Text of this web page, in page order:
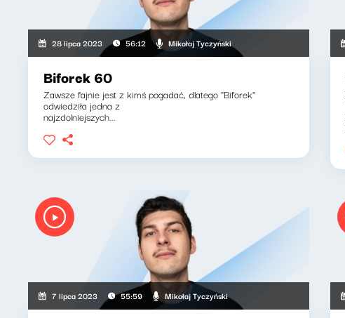
28 lipca 2023 56:12 Mikołaj Tyczyński
Biforek 60
Zawsze fajnie jest z kimś pogadać, dlatego "Biforek"
odwiedziła jedna z
najzdolniejszych...
7 lipca 2023 55:59 Mikołaj Tyczyński